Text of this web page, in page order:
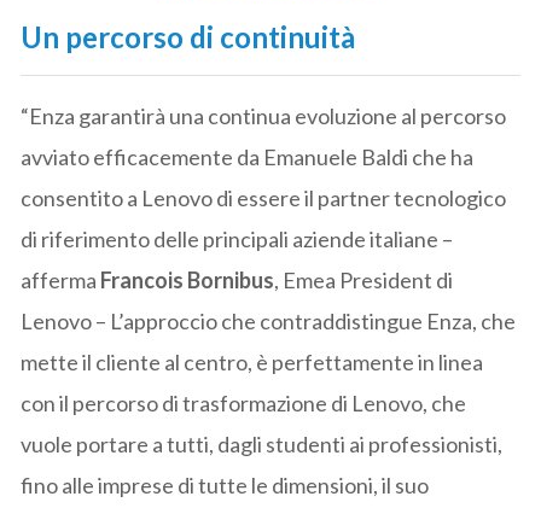
Un percorso di continuità
“Enza garantirà una continua evoluzione al percorso
avviato efficacemente da Emanuele Baldi che ha
consentito a Lenovo di essere il partner tecnologico
di riferimento delle principali aziende italiane –
afferma Francois Bornibus, Emea President di
Lenovo – L’approccio che contraddistingue Enza, che
mette il cliente al centro, è perfettamente in linea
con il percorso di trasformazione di Lenovo, che
vuole portare a tutti, dagli studenti ai professionisti,
fino alle imprese di tutte le dimensioni, il suo